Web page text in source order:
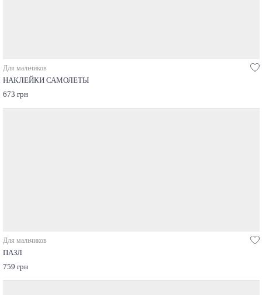
Для мальчиков
НАКЛЕЙКИ САМОЛЕТЫ
673 грн
Для мальчиков
ПАЗЛ
759 грн